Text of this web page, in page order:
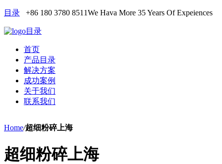
目录 +86 180 3780 8511We Hava More 35 Years Of Expeiences
目录
首页
产品目录
解决方案
成功案例
关于我们
联系我们
Home/超细粉碎上海
超细粉碎上海